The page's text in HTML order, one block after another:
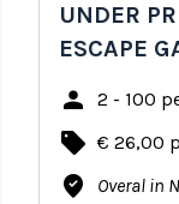
UNDER
ESCAPE
person 2 - 100
local_offer € 26,00
where_to_vote Overal in